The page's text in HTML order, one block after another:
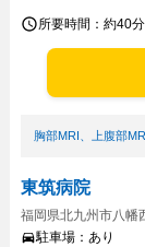
所要時間： 約40分
胸部MRI 上腹部MRI
東筑病院
福岡県北九州市八幡
駐車場： あり